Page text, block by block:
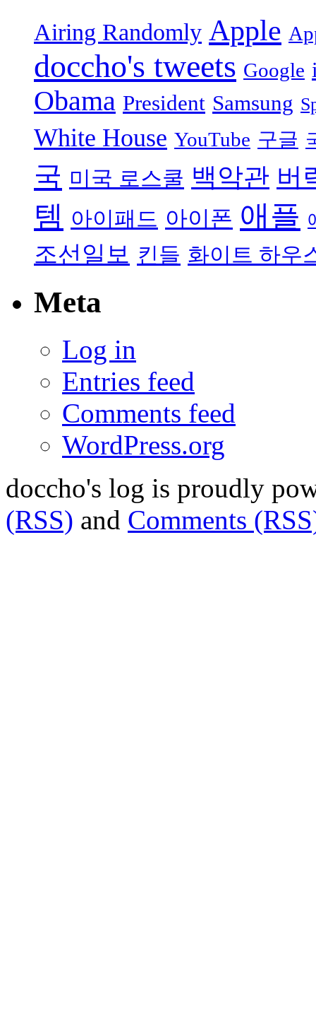
Airing Randomly Apple
doccho's tweets Google
Obama President Samsung
White House YouTube 구글
국 미국 로스쿨 백악관 버
템 아이패드 아이폰 애플
조선일보 킨들 화이트 하우
Meta
Log in
Entries feed
Comments feed
WordPress.org
doccho's log is proudly
(RSS) and Comments